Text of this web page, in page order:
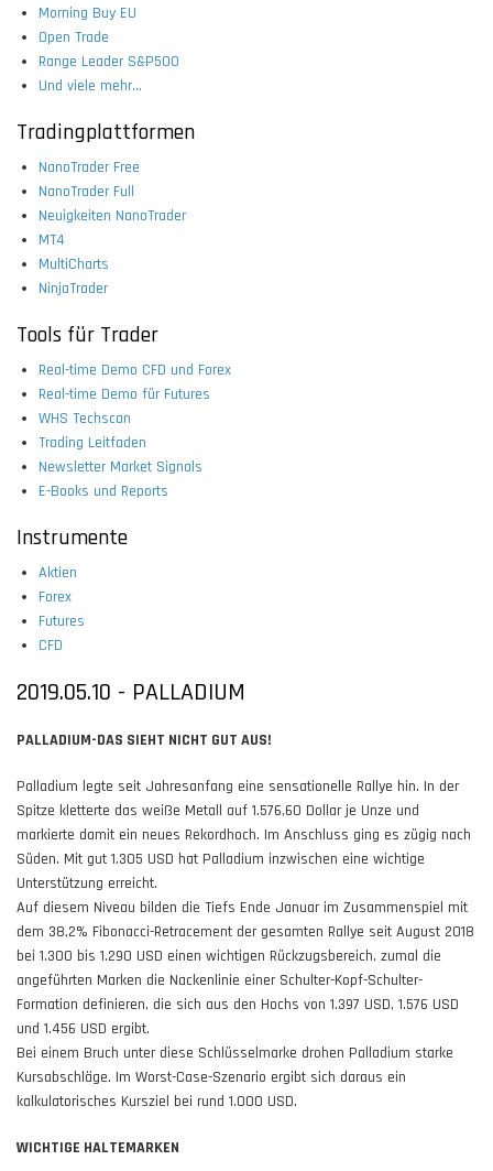
Morning Buy EU
Open Trade
Range Leader S&P500
Und viele mehr...
Tradingplattformen
NanoTrader Free
NanoTrader Full
Neuigkeiten NanoTrader
MT4
MultiCharts
NinjaTrader
Tools für Trader
Real-time Demo CFD und Forex
Real-time Demo für Futures
WHS Techscan
Trading Leitfaden
Newsletter Market Signals
E-Books und Reports
Instrumente
Aktien
Forex
Futures
CFD
2019.05.10 - PALLADIUM
PALLADIUM-DAS SIEHT NICHT GUT AUS!
Palladium legte seit Jahresanfang eine sensationelle Rallye hin. In der
Spitze kletterte das weiße Metall auf 1.576,60 Dollar je Unze und
markierte damit ein neues Rekordhoch. Im Anschluss ging es zügig nach
Süden. Mit gut 1.305 USD hat Palladium inzwischen eine wichtige
Unterstützung erreicht.
Auf diesem Niveau bilden die Tiefs Ende Januar im Zusammenspiel mit
dem 38,2% Fibonacci-Retracement der gesamten Rallye seit August 2018
bei 1.300 bis 1.290 USD einen wichtigen Rückzugsbereich, zumal die
angeführten Marken die Nackenlinie einer Schulter-Kopf-Schulter-
Formation definieren, die sich aus den Hochs von 1.397 USD, 1.576 USD
und 1.456 USD ergibt.
Bei einem Bruch unter diese Schlüsselmarke drohen Palladium starke
Kursabschläge. Im Worst-Case-Szenario ergibt sich daraus ein
kalkulatorisches Kursziel bei rund 1.000 USD.
WICHTIGE HALTEMARKEN